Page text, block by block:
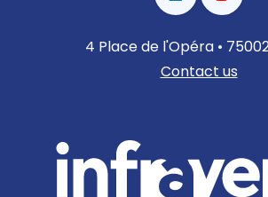
4 Place de l'Opéra • 75002
Contact us